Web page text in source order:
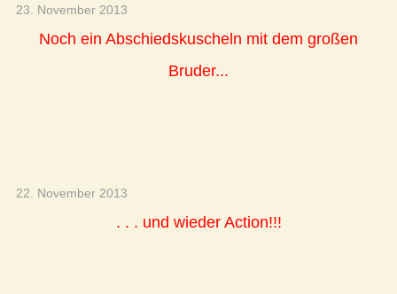
23. November 2013
Noch ein Abschiedskuscheln mit dem großen
Bruder...
22. November 2013
. . . und wieder Action!!!